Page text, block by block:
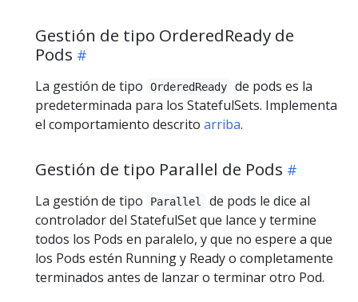
Gestión de tipo OrderedReady de
Pods
La gestión de tipo OrderedReady
de pods es la
predeterminada para los StatefulSets. Implementa
el comportamiento descrito arriba.
Gestión de tipo Parallel de Pods
La gestión de tipo Parallel
de pods le dice al
controlador del StatefulSet que lance y termine
todos los Pods en paralelo, y que no espere a que
los Pods estén Running y Ready o completamente
terminados antes de lanzar o terminar otro Pod.